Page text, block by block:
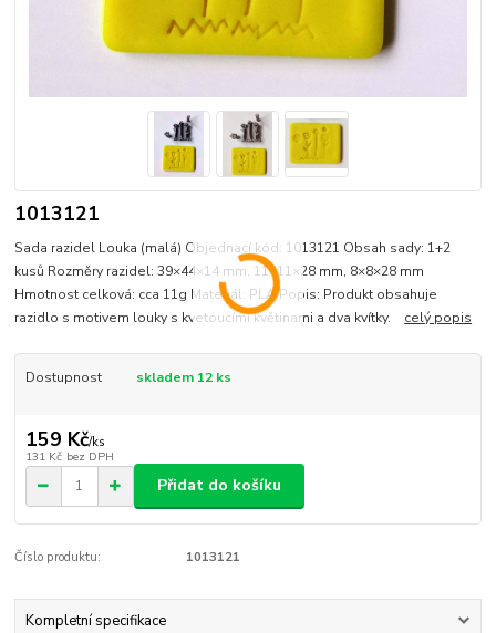
1013121
Sada razidel Louka (malá) Objednací kód: 1013121 Obsah sady: 1+2
kusů Rozměry razidel: 39×44×14 mm, 11×11×28 mm, 8×8×28 mm
Hmotnost celková: cca 11g Materiál: PLA Popis: Produkt obsahuje
razidlo s motivem louky s kvetoucími květinami a dva kvítky. celý popis
Dostupnost skladem 12 ks
159 Kč/ks
131 Kč bez DPH
Přidat do košíku
Číslo produktu: 1013121
Kompletní specifikace